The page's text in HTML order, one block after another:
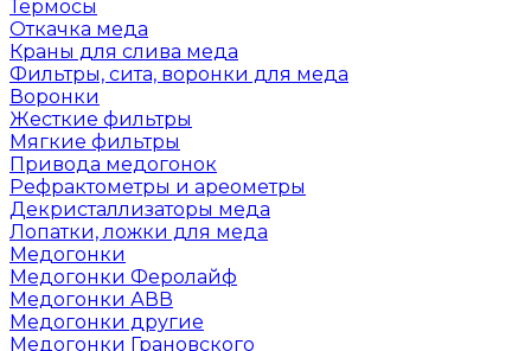
Термосы
Откачка меда
Краны для слива меда
Фильтры, сита, воронки для меда
Воронки
Жесткие фильтры
Мягкие фильтры
Привода медогонок
Рефрактометры и ареометры
Декристаллизаторы меда
Лопатки, ложки для меда
Медогонки
Медогонки Феролайф
Медогонки АВВ
Медогонки другие
Медогонки Грановского